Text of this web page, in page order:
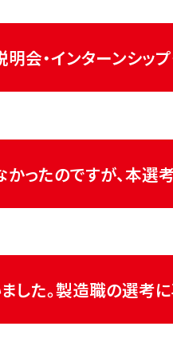
部不問としております。
会・インターンシッ
内をします。
願いいたします。
ったのですが、本選
加（応募したかどうか）に
した。製造職の選考